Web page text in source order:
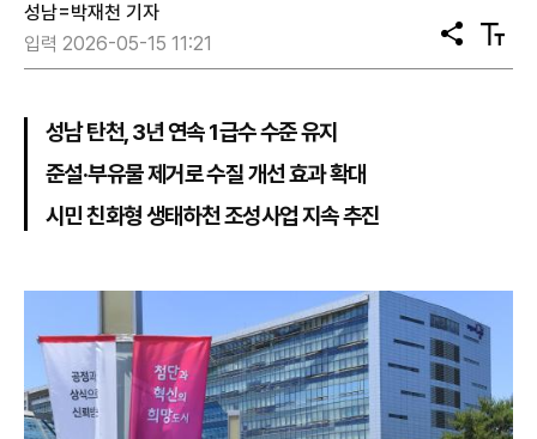
성남=박재천 기자
입력 2026-05-15 11:21
공
유
텍
스
성남 탄천, 3년 연속 1급수 수준 유지
준설·부유물 제거로 수질 개선 효과 확대
시민 친화형 생태하천 조성사업 지속 추진